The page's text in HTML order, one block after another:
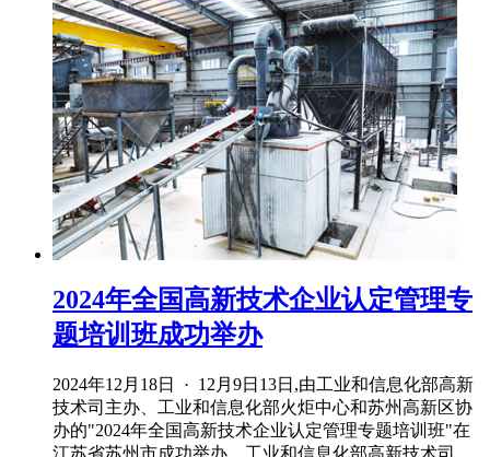
2024年全国高新技术企业认定管理专
题培训班成功举办
2024年12月18日 · 12月9日13日,由工业和信息化部高新
技术司主办、工业和信息化部火炬中心和苏州高新区协
办的"2024年全国高新技术企业认定管理专题培训班"在
江苏省苏州市成功举办。工业和信息化部高新技术司、